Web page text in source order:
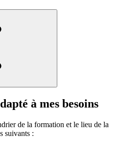
à mes besoins
de la formation et le lieu de la
suivants :